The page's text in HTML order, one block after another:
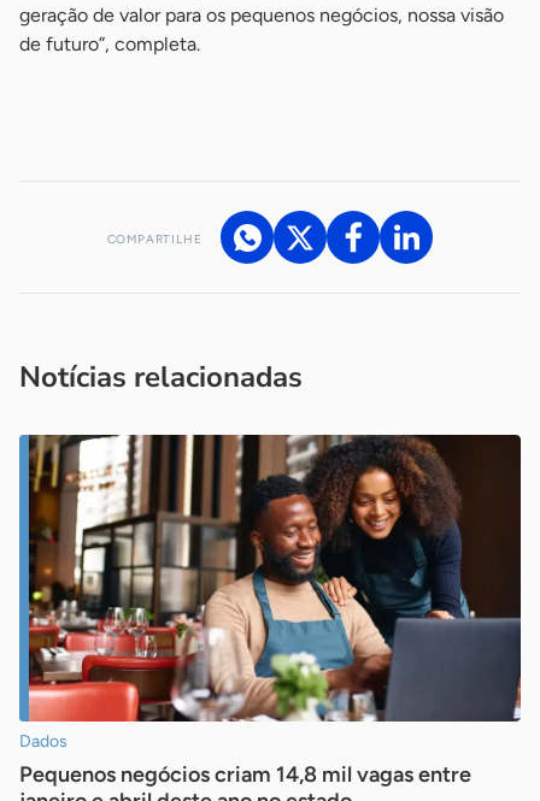
geração de valor para os pequenos negócios, nossa visão
de futuro”, completa.
COMPARTILHE
Notícias relacionadas
Dados
Pequenos negócios criam 14,8 mil vagas entre